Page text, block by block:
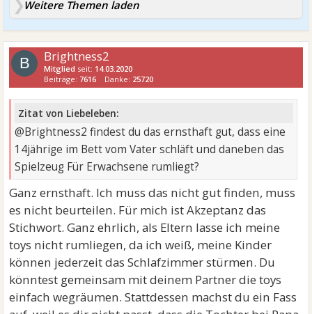
Weitere Themen laden
B Brightness2
Mitglied seit: 14.03.2020
Beiträge: 7616 Danke: 25720
Zitat von Liebeleben:
@Brightness2 findest du das ernsthaft gut, dass eine
14jährige im Bett vom Vater schläft und daneben das
Spielzeug Für Erwachsene rumliegt?
Ganz ernsthaft. Ich muss das nicht gut finden, muss
es nicht beurteilen. Für mich ist Akzeptanz das
Stichwort. Ganz ehrlich, als Eltern lasse ich meine
toys nicht rumliegen, da ich weiß, meine Kinder
können jederzeit das Schlafzimmer stürmen. Du
könntest gemeinsam mit deinem Partner die toys
einfach wegräumen. Stattdessen machst du ein Fass